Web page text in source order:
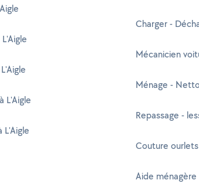
L'Aigle
L'Aigle
Charger -
Mécanicien
Ménage -
Repassage -
Couture ourlets
Aide ménagère